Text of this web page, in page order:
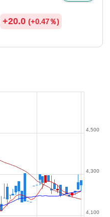
+20.0 (+0.47％)
4,100
4,300
4,500